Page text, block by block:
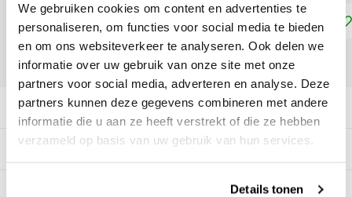
We gebruiken cookies om content en advertenties te
personaliseren, om functies voor social media te bieden
en om ons websiteverkeer te analyseren. Ook delen we
informatie over uw gebruik van onze site met onze
partners voor social media, adverteren en analyse. Deze
partners kunnen deze gegevens combineren met andere
informatie die u aan ze heeft verstrekt of die ze hebben
verzameld op basis van uw gebruik van hun services.
Details tonen
Toevoegen aan winkelwagen
DELEN:
Productomschrijving
Gerelateerde producten